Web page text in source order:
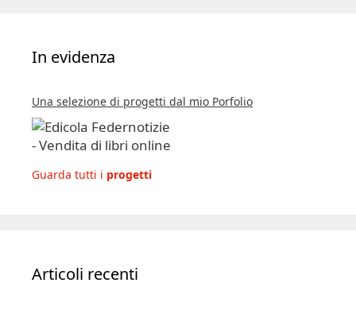
In evidenza
Una selezione di progetti dal mio Porfolio
Guarda tutti i progetti
Articoli recenti